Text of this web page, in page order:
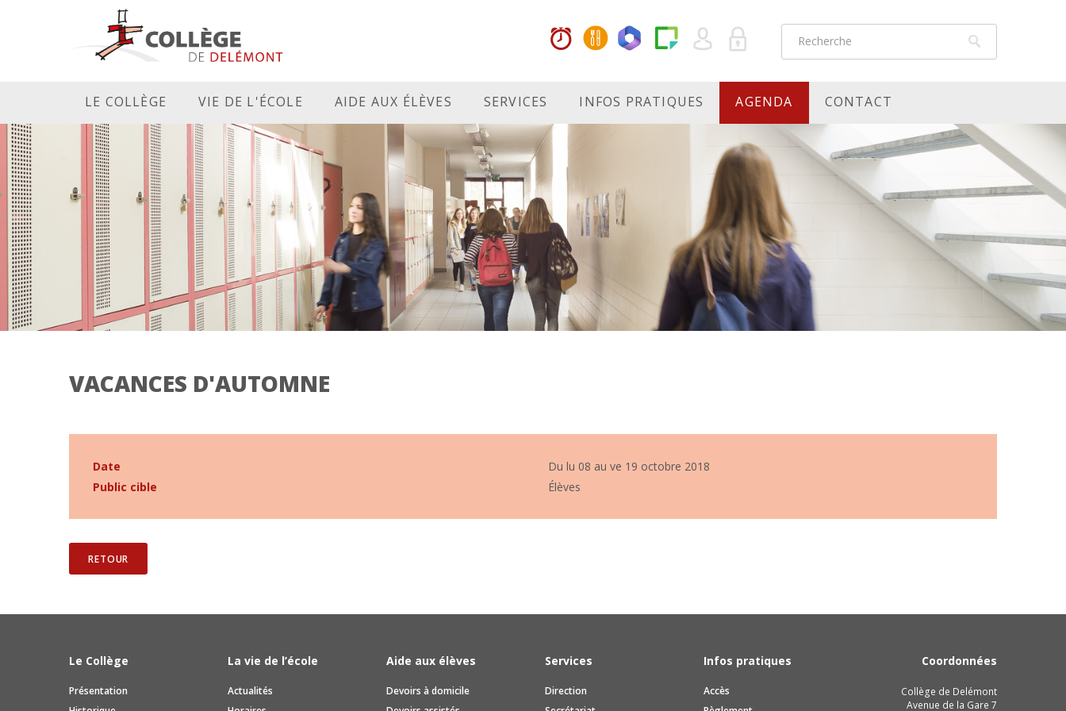
LE COLLÈGE VIE DE L'ÉCOLE AIDE AUX ÉLÈVES SERVICES INFOS PRATIQUES AGENDA CONTACT
VACANCES D'AUTOMNE
Date
Du lu 08 au ve 19 octobre 2018
Public cible
Élèves
RETOUR
Le Collège
Présentation
La vie de l’école
Actualités
Aide aux élèves
Devoirs à domicile
Services
Direction
Infos pratiques
Accès
Coordonnées
Collège de Delémont
Avenue de la Gare 7